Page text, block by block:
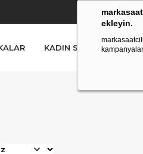
ekleyin.
YETKİLİ
KADIN SAAT